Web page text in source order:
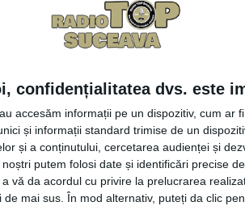
confidențialitatea dvs. este
accesăm informații pe un dispozitiv, cum ar
și informații standard trimise de un
și a conținutului, cercetarea audienței și
putem folosi date și identificări precise
vă da acordul cu privire la prelucrarea
mai sus. În mod alternativ, puteți da clic
la un bloc din
ori s-au
Inspectoratului pentru Situații de
evacuate ori s-au autoevacuat dintr-un